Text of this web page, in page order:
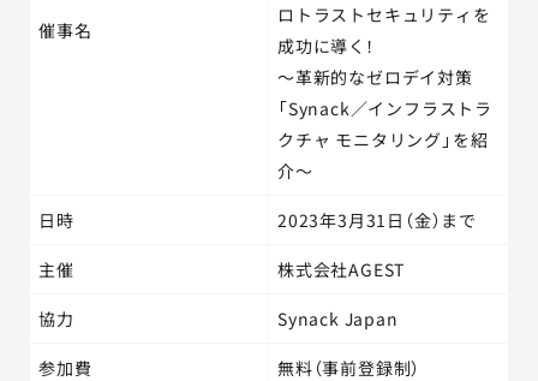
催事名
ロトラストセキュリティを
成功に導く！
～革新的なゼロデイ対策
「Synack／インフラストラ
クチャ モニタリング」を紹
介～
日時 2023年3月31日（金）まで
主催 株式会社AGEST
協力 Synack Japan
参加費 無料（事前登録制）